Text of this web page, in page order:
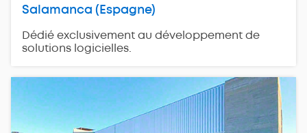
Dédié exclusivement au développement de
solutions logicielles.
Salamanca (Espagne)